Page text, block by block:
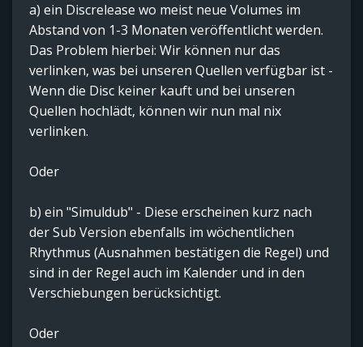
a) ein Discrelease wo meist neue Volumes im
Abstand von 1-3 Monaten veröffentlicht werden.
Das Problem hierbei: Wir können nur das
verlinken, was bei unseren Quellen verfügbar ist -
Wenn die Disc keiner kauft und bei unseren
Quellen hochlädt, können wir nun mal nix
verlinken.
Oder
b) ein "Simuldub" - Diese erscheinen kurz nach
der Sub Version ebenfalls im wöchentlichen
Rhythmus (Ausnahmen bestätigen die Regel) und
sind in der Regel auch im Kalender und in den
Verschiebungen berücksichtigt.
Oder